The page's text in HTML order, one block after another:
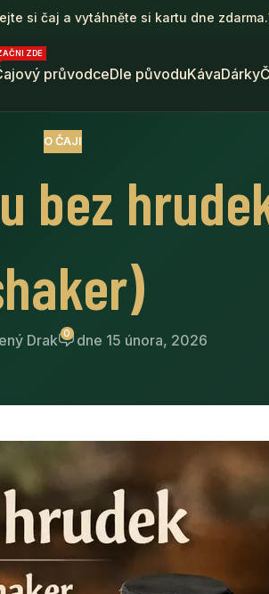
si čaj a vytáhněte si kartu dne zdarma.
průvodce
ZDE
Dle původuKávaDárky
O ČAJI
bez
Drak 0 dne 15 února, 2026